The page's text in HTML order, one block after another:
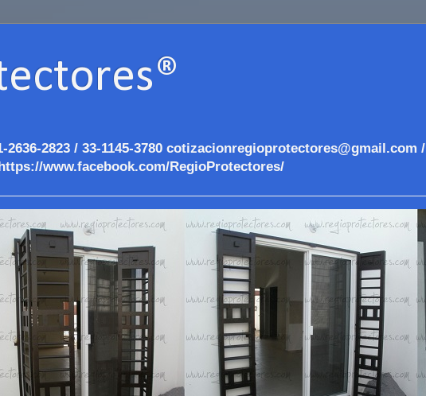
2636-2823 / 33-1145-3780 cotizacionregioprotectores@gmail.com /
www.facebook.com/RegioProtectores/